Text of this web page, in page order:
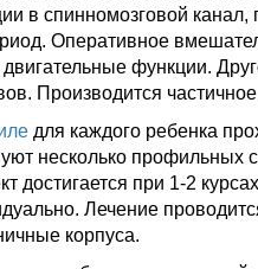
в спинномозговой
Оперативное
функции.
Производится
для каждого ребенка
несколько профильных
при 1-2
Лечение
корпуса.